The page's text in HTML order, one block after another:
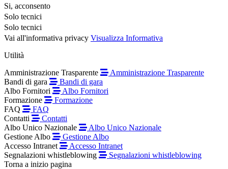
Si, acconsento
Solo tecnici
Solo tecnici
Vai all'informativa privacy Visualizza Informativa
Utilità
Amministrazione Trasparente
Amministrazione Trasparente
Bandi di gara
Bandi di gara
Albo Fornitori
Albo Fornitori
Formazione
Formazione
FAQ
FAQ
Contatti
Contatti
Albo Unico Nazionale
Albo Unico Nazionale
Gestione Albo
Gestione Albo
Accesso Intranet
Accesso Intranet
Segnalazioni whistleblowing
Segnalazioni whistleblowing
Torna a inizio pagina